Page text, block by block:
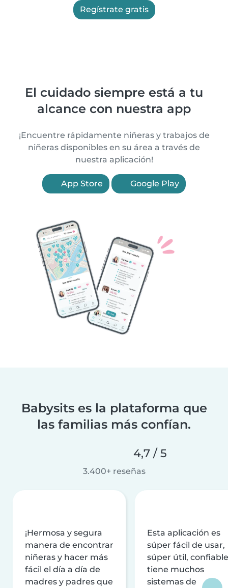
Regístrate gratis
El cuidado siempre está a tu
alcance con nuestra app
¡Encuentre rápidamente niñeras y trabajos de
niñeras disponibles en su área a través de
nuestra aplicación!
App Store Google Play
Babysits es la plataforma que
las familias más confían.
4,7 / 5
3.400+ reseñas
¡Hermosa y segura
manera de encontrar
niñeras y hacer más
fácil el día a día de
madres y padres que
Esta aplicación es
súper fácil de usar,
súper útil,
tiene muchos
sistemas de